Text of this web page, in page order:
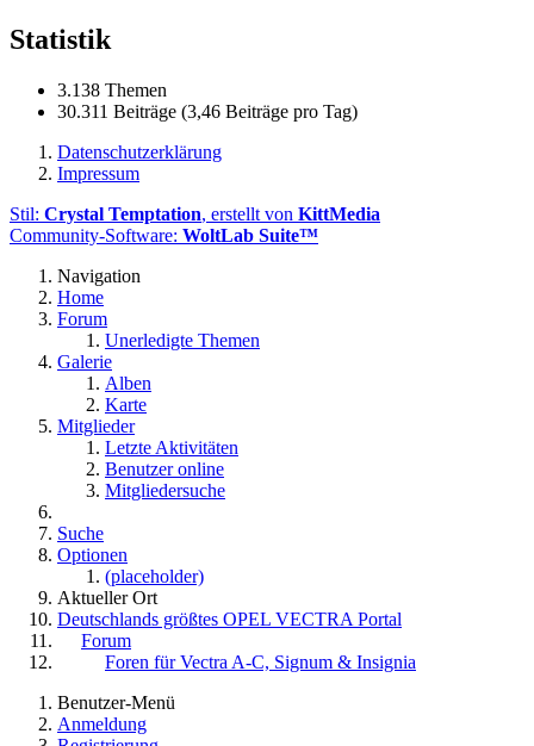
Statistik
3.138 Themen
30.311 Beiträge (3,46 Beiträge pro Tag)
Datenschutzerklärung
Impressum
Stil: Crystal Temptation, erstellt von KittMedia
Community-Software: WoltLab Suite™
Navigation
Home
Forum
Unerledigte Themen
Galerie
Alben
Karte
Mitglieder
Letzte Aktivitäten
Benutzer online
Mitgliedersuche
Suche
Optionen
(placeholder)
Aktueller Ort
Deutschlands größtes OPEL VECTRA Portal
Forum
Foren für Vectra A-C, Signum & Insignia
Benutzer-Menü
Anmeldung